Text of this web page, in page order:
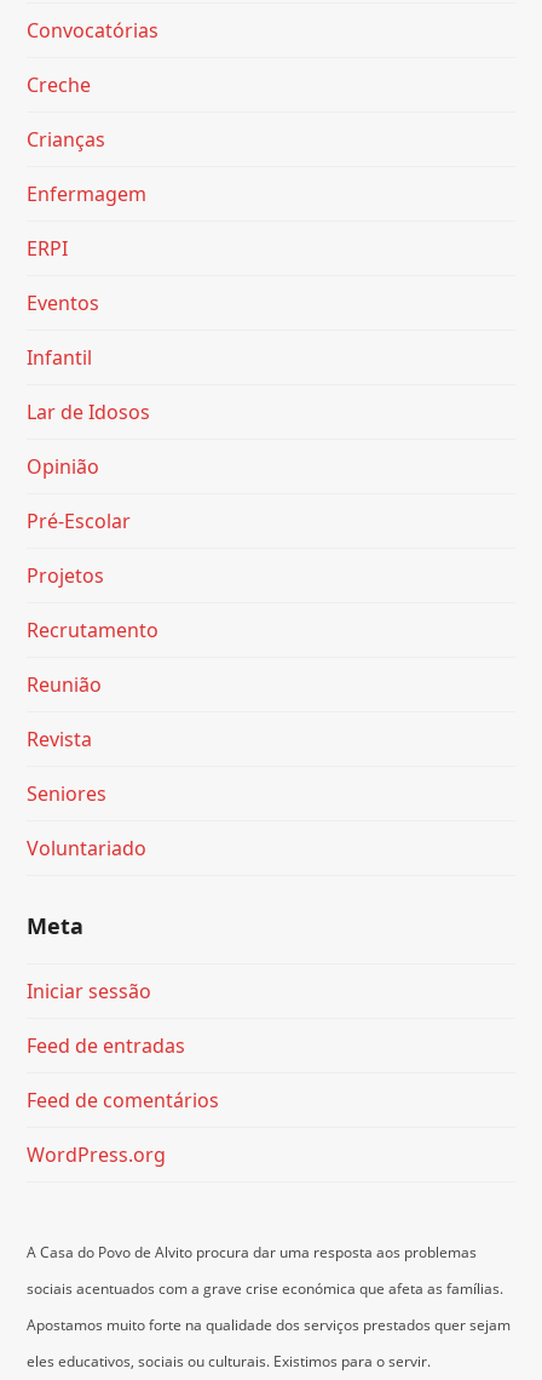
Convocatórias
Creche
Crianças
Enfermagem
ERPI
Eventos
Infantil
Lar de Idosos
Opinião
Pré-Escolar
Projetos
Recrutamento
Reunião
Revista
Seniores
Voluntariado
Meta
Iniciar sessão
Feed de entradas
Feed de comentários
WordPress.org
A Casa do Povo de Alvito procura dar uma resposta aos problemas
sociais acentuados com a grave crise económica que afeta as famílias.
Apostamos muito forte na qualidade dos serviços prestados quer sejam
eles educativos, sociais ou culturais. Existimos para o servir.